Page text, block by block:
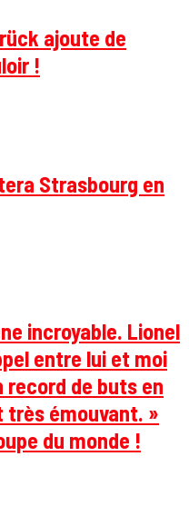
ajoute de
!
Strasbourg en
incroyable. Lionel
entre lui et moi
record de buts en
très émouvant. »
du monde !